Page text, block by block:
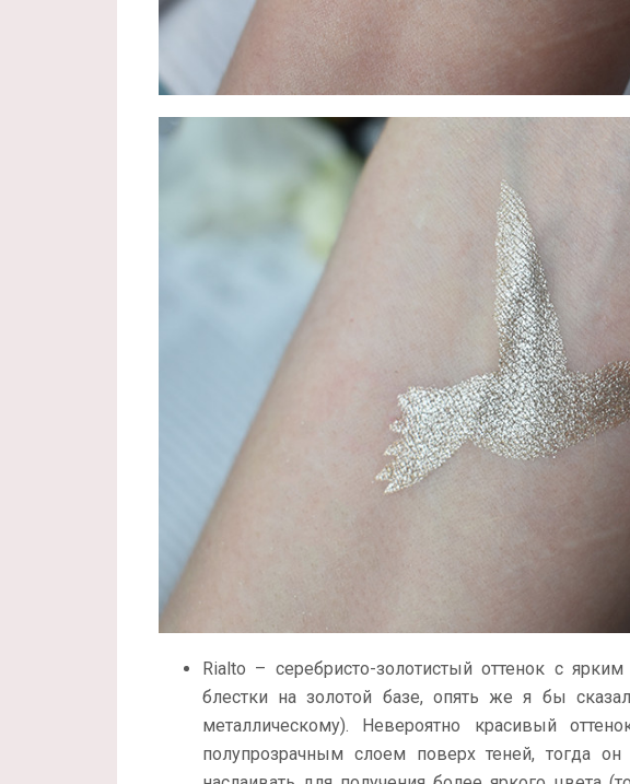
Rialto – серебристо-золотистый оттенок с
блестки на золотой базе, опять же я бы
металлическому). Невероятно красивый
полупрозрачным слоем поверх теней, тогда